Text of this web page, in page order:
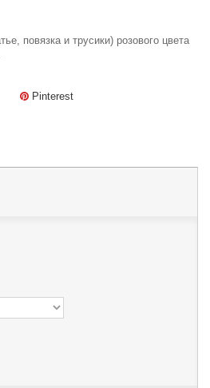
повязка и трусики) розового цвета
Pinterest